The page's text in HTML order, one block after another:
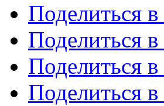
Поделиться
Поделиться
Поделиться
Поделиться